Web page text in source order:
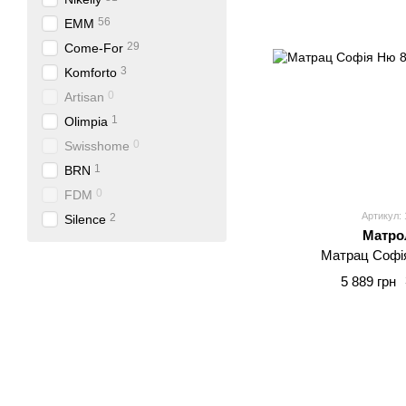
Артикул:
Матрац
5 889 грн
EMM 56
Come-For 29
Komforto 3
Artisan 0
Olimpia 1
Swisshome 0
BRN 1
FDM 0
Silence 2